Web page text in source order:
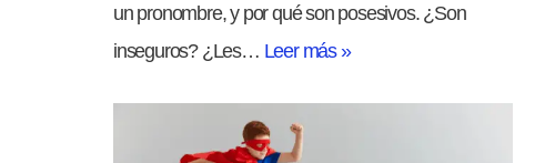
un pronombre, y por qué son posesivos. ¿Son
inseguros? ¿Les… Leer más »